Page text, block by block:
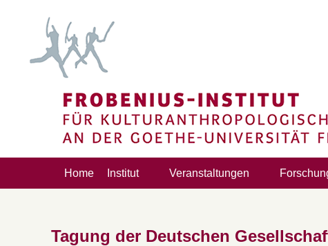
Home Institut Veranstaltungen
Tagung der Deutschen